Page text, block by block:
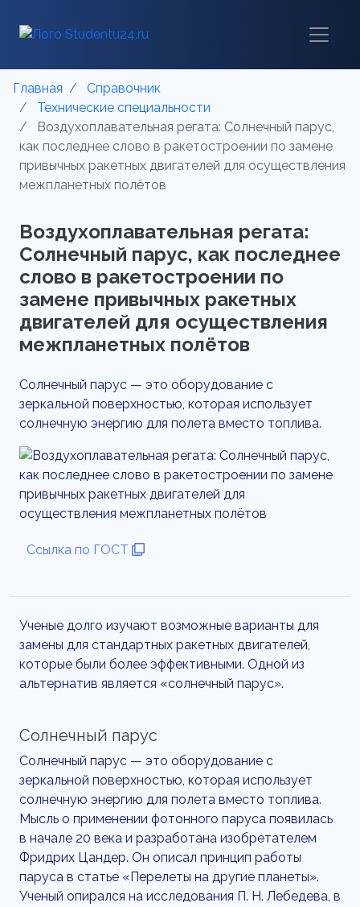
Главная
Справочник
Технические специальности
Воздухоплавательная регата: Солнечный парус,
как последнее слово в ракетостроении по замене
привычных ракетных двигателей для осуществления
межпланетных полётов
Воздухоплавательная регата:
Солнечный парус, как последнее
слово в ракетостроении по
замене привычных ракетных
двигателей для осуществления
межпланетных полётов
Солнечный парус — это оборудование с
зеркальной поверхностью, которая использует
солнечную энергию для полета вместо топлива.
Ссылка по ГОСТ
Ученые долго изучают возможные варианты для
замены для стандартных ракетных двигателей,
которые были более эффективными. Одной из
альтернатив является «солнечный парус».
Солнечный парус
Солнечный парус — это оборудование с
зеркальной поверхностью, которая использует
солнечную энергию для полета вместо топлива.
Мысль о применении фотонного паруса появилась
в начале 20 века и разработана изобретателем
Фридрих Цандер. Он описал принцип работы
паруса в статье «Перелеты на другие планеты».
Ученый опирался на исследования П. Н. Лебедева, в